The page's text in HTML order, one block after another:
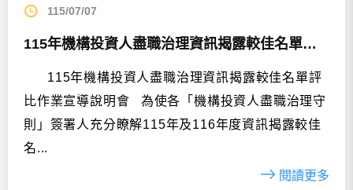
115/07/07
115年機構投資人盡職治理資訊揭露較佳名單評比作業...
115年機構投資人盡職治理資訊揭露較佳名單評
比作業宣導說明會 為使各「機構投資人盡職治理守
則」簽署人充分瞭解115年及116年度資訊揭露較佳
名...
閱讀更多